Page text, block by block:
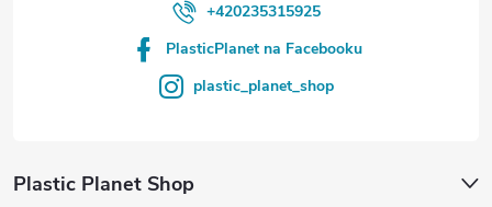
+420235315925
PlasticPlanet na Facebooku
plastic_planet_shop
Plastic Planet Shop